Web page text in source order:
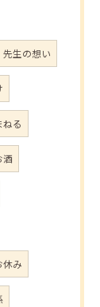
先生の想い
ねる
酒
休み